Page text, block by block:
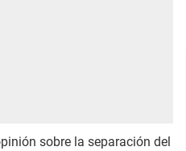
sobre la separación del